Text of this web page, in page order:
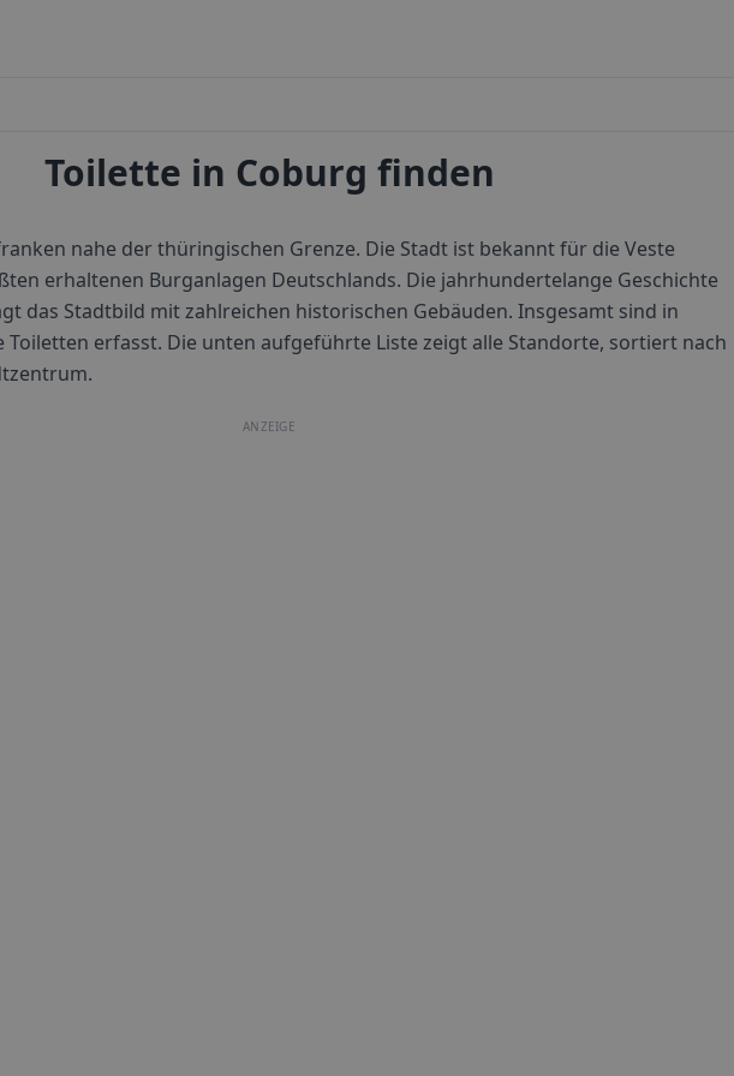
Toilette in Coburg finden
nahe der thüringischen Grenze. Die Stadt ist bekannt für die Veste
erhaltenen Burganlagen Deutschlands. Die jahrhundertelange Geschichte
das Stadtbild mit zahlreichen historischen Gebäuden. Insgesamt sind in
Toiletten erfasst. Die unten aufgeführte Liste zeigt alle Standorte, sortiert nach
ANZEIGE